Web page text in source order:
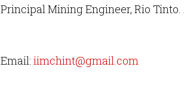
Principal Mining Engineer, Rio Tinto.
Email: iimchint@gmail.com